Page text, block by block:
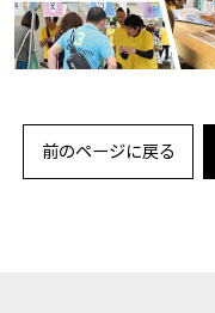
前のページに戻る